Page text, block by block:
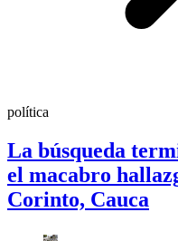
política
La búsqueda
el macabro
Corinto, Cauca